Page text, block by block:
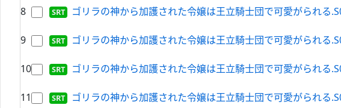
8
ゴリラの神から加護された令嬢は王立騎士団で可愛がられる
9
ゴリラの神から加護された令嬢は王立騎士団で可愛がられる
10
ゴリラの神から加護された令嬢は王立騎士団で可愛がられる
11
ゴリラの神から加護された令嬢は王立騎士団で可愛がられる